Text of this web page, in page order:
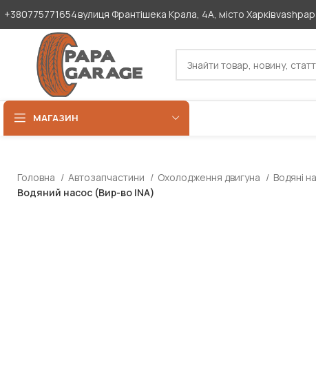
+380775771654вулиця Франтішека Крала, 4А, місто Харків
МАГАЗИН
Головна Автозапчастини Охолодження двигуна Водяні
Водяний насос (Вир-во INA)